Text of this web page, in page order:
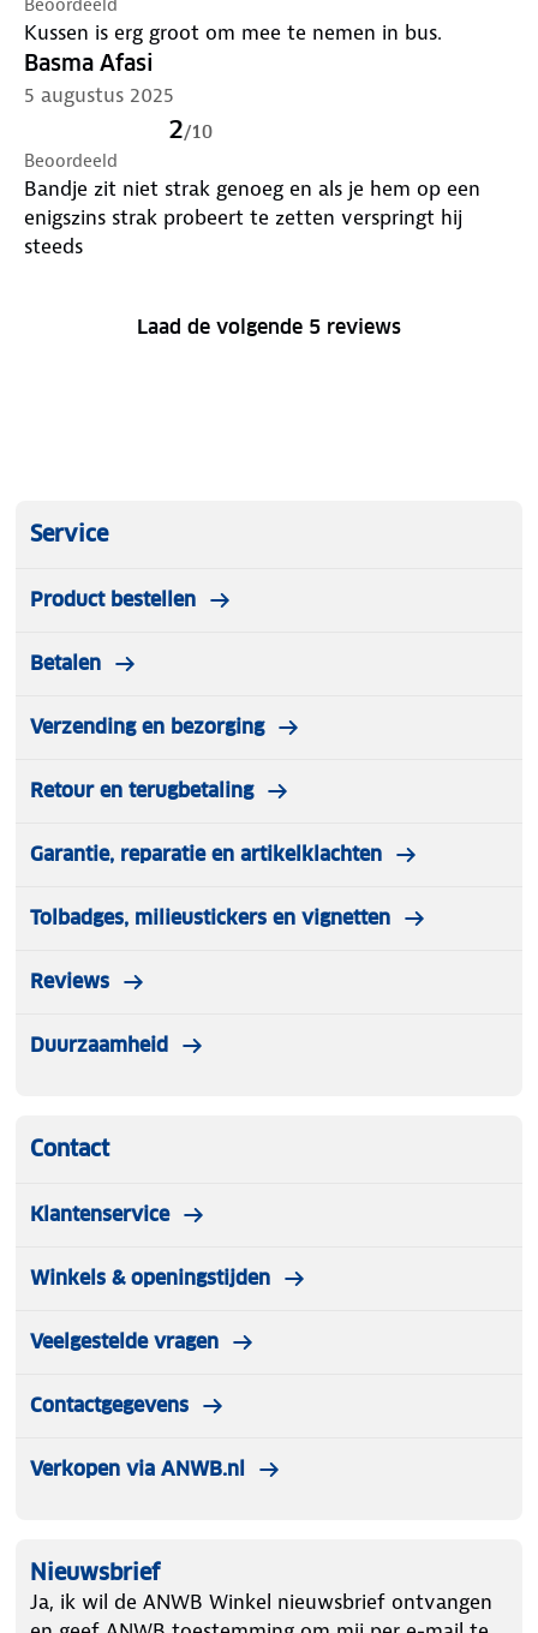
Kussen is erg groot om mee te nemen in bus.
Basma Afasi
5 augustus 2025
2/10
Beoordeeld
Bandje zit niet strak genoeg en als je hem op een
enigszins strak probeert te zetten verspringt hij
steeds
Laad de volgende 5 reviews
Service
Product bestellen
Betalen
Verzending en bezorging
Retour en terugbetaling
Garantie, reparatie en artikelklachten
Tolbadges, milieustickers en vignetten
Reviews
Duurzaamheid
Contact
Klantenservice
Winkels & openingstijden
Veelgestelde vragen
Contactgegevens
Verkopen via ANWB.nl
Nieuwsbrief
Ja, ik wil de ANWB Winkel nieuwsbrief ontvangen